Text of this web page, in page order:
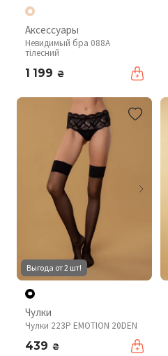
Аксессуары
Невидимый бра 088A
тілесний
1 199 ₴
Выгода от 2 шт!
Чулки
Чулки 223P EMOTION 20DEN
439 ₴